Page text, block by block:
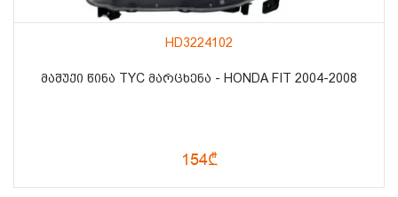
HD3224102
ᲛᲐᲨᲣᲥᲘ ᲬᲘᲜᲐ TYC ᲛᲐᲠᲪᲮᲔᲜᲐ - HONDA FIT 2004-2008
154₾